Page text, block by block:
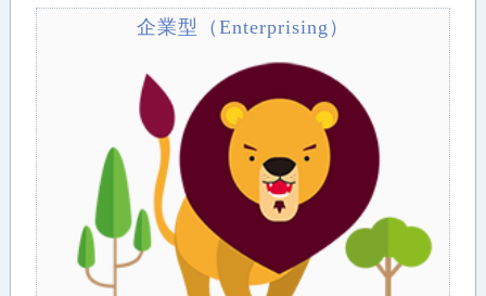
企業型（Enterprising）